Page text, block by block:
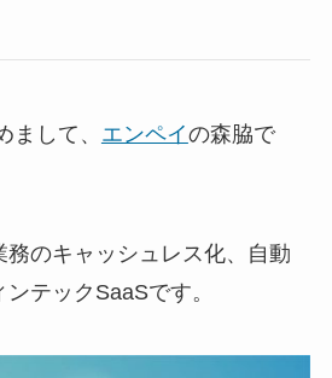
して、 エンペイの森脇で
務のキャッシュレス化、自動
テックSaaSです。